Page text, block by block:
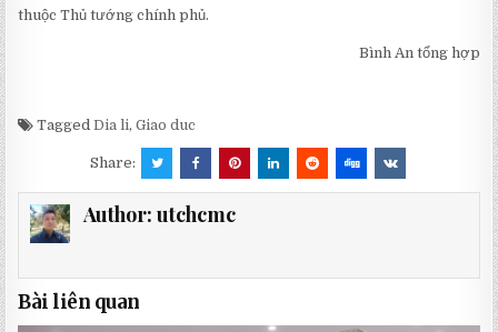
thuộc Thủ tướng chính phủ.
Bình An tổng hợp
TaggedDia li,Giao duc
Share:
Author: utchcmc
Bài liên quan